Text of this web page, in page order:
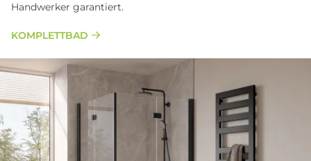
Hand­werker garantiert.
KOMPLETTBAD